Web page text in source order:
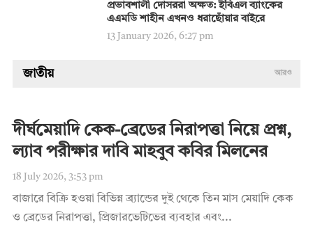
প্রভাবশালী দোসররা অক্ষত: ইবিএল ব্যাংকের
এএমডি শাহীন এখনও ধরাছোঁয়ার বাইরে
13 January 2026, 6:27 pm
জাতীয় আরও
দীর্ঘমেয়াদি কেক-ব্রেডের নিরাপত্তা নিয়ে প্রশ্ন,
ল্যাব পরীক্ষার দাবি মাহবুব কবির মিলনের
18 July 2026, 3:53 pm
বাজারে বিক্রি হওয়া বিভিন্ন ব্র্যান্ডের দুই থেকে তিন মাস মেয়াদি কেক
ও ব্রেডের নিরাপত্তা, প্রিজারভেটিভের ব্যবহার এবং...